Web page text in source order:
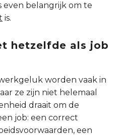
even belangrijk om te
is.
hetzelfde als job
worden vaak in
ze zijn niet helemaal
draait om de
job: een correct
een